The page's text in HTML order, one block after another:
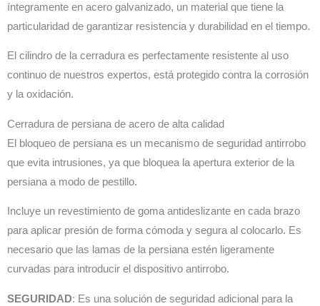
íntegramente en acero galvanizado, un material que tiene la
particularidad de garantizar resistencia y durabilidad en el tiempo.
El cilindro de la cerradura es perfectamente resistente al uso
continuo de nuestros expertos, está protegido contra la corrosión
y la oxidación.
Cerradura de persiana de acero de alta calidad
El bloqueo de persiana es un mecanismo de seguridad antirrobo
que evita intrusiones, ya que bloquea la apertura exterior de la
persiana a modo de pestillo.
Incluye un revestimiento de goma antideslizante en cada brazo
para aplicar presión de forma cómoda y segura al colocarlo. Es
necesario que las lamas de la persiana estén ligeramente
curvadas para introducir el dispositivo antirrobo.
SEGURIDAD: Es una solución de seguridad adicional para la